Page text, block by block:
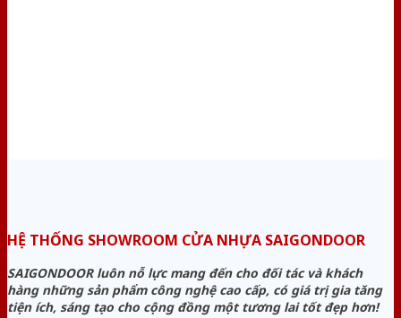
HỆ THỐNG SHOWROOM CỬA NHỰA SAIGONDOOR
SAIGONDOOR luôn nỗ lực mang đến cho đối tác và khách
hàng những sản phẩm công nghệ cao cấp, có giá trị gia tăng
tiện ích, sáng tạo cho cộng đồng một tương lai tốt đẹp hơn!